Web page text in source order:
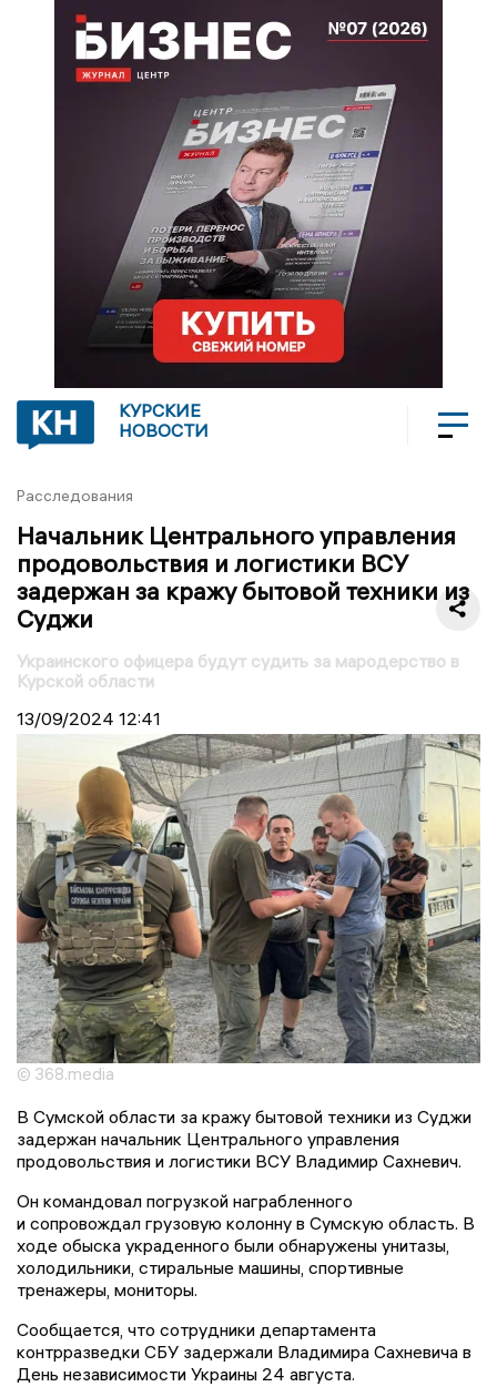
КУРСКИЕ
НОВОСТИ
Расследования
Начальник Центрального управления
продовольствия и логистики ВСУ
задержан за кражу бытовой техники из
Суджи
Украинского офицера будут судить за мародерство в
Курской области
13/09/2024 12:41
© 368.media
В Сумской области за кражу бытовой техники из Суджи
задержан начальник Центрального управления
продовольствия и логистики ВСУ Владимир Сахневич.
Он командовал погрузкой награбленного
и сопровождал грузовую колонну в Сумскую область. В
ходе обыска украденного были обнаружены унитазы,
холодильники, стиральные машины, спортивные
тренажеры, мониторы.
Сообщается, что сотрудники департамента
контрразведки СБУ задержали Владимира Сахневича в
День независимости Украины 24 августа.